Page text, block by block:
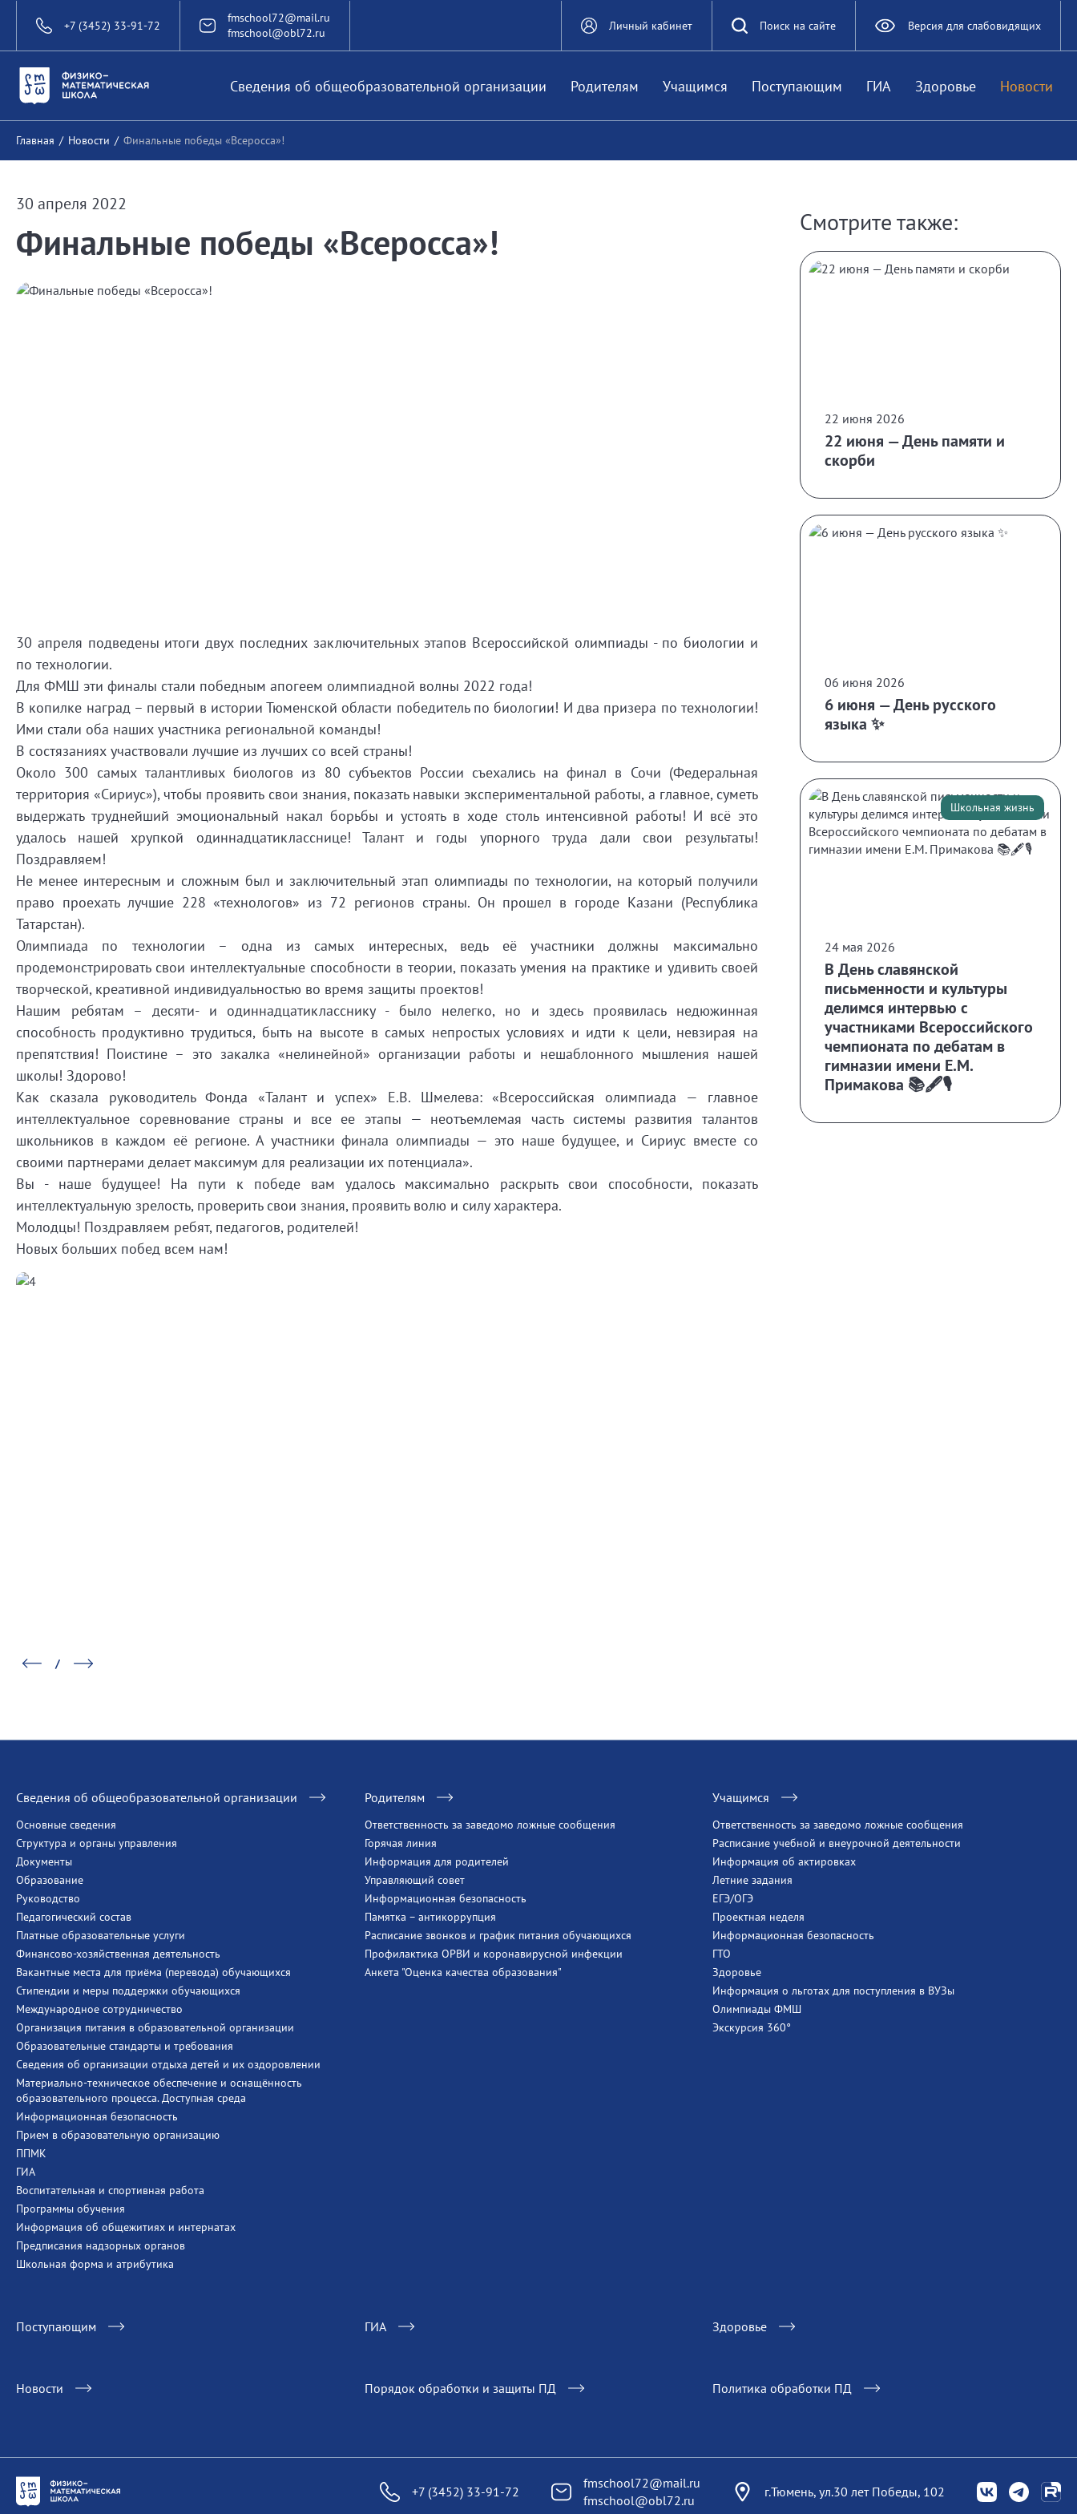
+7 (3452) 33-91-72
fmschool72@mail.ru
fmschool@obl72.ru
Личный кабинет Поиск на сайте Версия для слабовидящих
Сведения об общеобразовательной организации Родителям Учащимся Поступающим ГИА Здоровье Новости
Главная / Новости / Финальные победы «Всеросса»!
30 апреля 2022
Финальные победы «Всеросса»!
30 апреля подведены итоги двух последних заключительных этапов Всероссийской олимпиады - по биологии и
по технологии.
Для ФМШ эти финалы стали победным апогеем олимпиадной волны 2022 года!
В копилке наград – первый в истории Тюменской области победитель по биологии! И два призера по технологии!
Ими стали оба наших участника региональной команды!
В состязаниях участвовали лучшие из лучших со всей страны!
Около 300 самых талантливых биологов из 80 субъектов России съехались на финал в Сочи (Федеральная
территория «Сириус»), чтобы проявить свои знания, показать навыки экспериментальной работы, а главное, суметь
выдержать труднейший эмоциональный накал борьбы и устоять в ходе столь интенсивной работы! И всё это
удалось нашей хрупкой одиннадцатикласснице! Талант и годы упорного труда дали свои результаты!
Поздравляем!
Не менее интересным и сложным был и заключительный этап олимпиады по технологии, на который получили
право проехать лучшие 228 «технологов» из 72 регионов страны. Он прошел в городе Казани (Республика
Татарстан).
Олимпиада по технологии – одна из самых интересных, ведь её участники должны максимально
продемонстрировать свои интеллектуальные способности в теории, показать умения на практике и удивить своей
творческой, креативной индивидуальностью во время защиты проектов!
Нашим ребятам – десяти- и одиннадцатикласснику - было нелегко, но и здесь проявилась недюжинная
способность продуктивно трудиться, быть на высоте в самых непростых условиях и идти к цели, невзирая на
препятствия! Поистине – это закалка «нелинейной» организации работы и нешаблонного мышления нашей
школы! Здорово!
Как сказала руководитель Фонда «Талант и успех» Е.В. Шмелева: «Всероссийская олимпиада — главное
интеллектуальное соревнование страны и все ее этапы — неотъемлемая часть системы развития талантов
школьников в каждом её регионе. А участники финала олимпиады — это наше будущее, и Сириус вместе со
своими партнерами делает максимум для реализации их потенциала».
Вы - наше будущее! На пути к победе вам удалось максимально раскрыть свои способности, показать
интеллектуальную зрелость, проверить свои знания, проявить волю и силу характера.
Молодцы! Поздравляем ребят, педагогов, родителей!
Новых больших побед всем нам!
Смотрите также:
22 июня 2026
22 июня — День памяти и
скорби
06 июня 2026
6 июня — День русского
языка ✨
Школьная жизнь
24 мая 2026
В День славянской
письменности и культуры
делимся интервью с
участниками Всероссийского
чемпионата по дебатам в
гимназии имени Е.М.
Примакова 📚🖋️🎙️
Сведения об общеобразовательной организации
Основные сведения
Структура и органы управления
Документы
Образование
Руководство
Педагогический состав
Платные образовательные услуги
Финансово-хозяйственная деятельность
Вакантные места для приёма (перевода) обучающихся
Стипендии и меры поддержки обучающихся
Международное сотрудничество
Организация питания в образовательной организации
Образовательные стандарты и требования
Сведения об организации отдыха детей и их оздоровлении
Материально-техническое обеспечение и оснащённость
образовательного процесса. Доступная среда
Информационная безопасность
Прием в образовательную организацию
ППМК
ГИА
Воспитательная и спортивная работа
Программы обучения
Информация об общежитиях и интернатах
Предписания надзорных органов
Школьная форма и атрибутика
Родителям
Ответственность за заведомо ложные сообщения
Горячая линия
Информация для родителей
Управляющий совет
Информационная безопасность
Памятка – антикоррупция
Расписание звонков и график питания обучающихся
Профилактика ОРВИ и коронавирусной инфекции
Анкета "Оценка качества образования"
Учащимся
Ответственность за заведомо ложные сообщения
Расписание учебной и внеурочной деятельности
Информация об актировках
Летние задания
ЕГЭ/ОГЭ
Проектная неделя
Информационная безопасность
ГТО
Здоровье
Информация о льготах для поступления в ВУЗы
Олимпиады ФМШ
Экскурсия 360°
Поступающим ГИА Здоровье
Новости Порядок обработки и защиты ПД Политика обработки ПД
+7 (3452) 33-91-72
fmschool72@mail.ru
fmschool@obl72.ru
г.Тюмень, ул.30 лет Победы, 102